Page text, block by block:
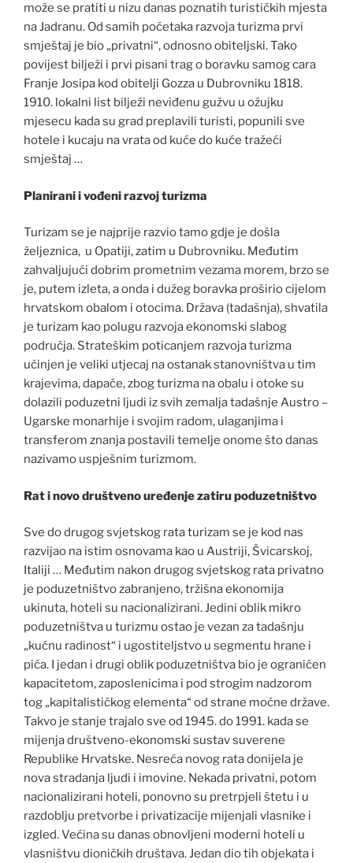
može se pratiti u nizu danas poznatih turističkih mjesta
na Jadranu. Od samih početaka razvoja turizma prvi
smještaj je bio „privatni“, odnosno obiteljski. Tako
povijest bilježi i prvi pisani trag o boravku samog cara
Franje Josipa kod obitelji Gozza u Dubrovniku 1818.
1910. lokalni list bilježi neviđenu gužvu u ožujku
mjesecu kada su grad preplavili turisti, popunili sve
hotele i kucaju na vrata od kuće do kuće tražeći
smještaj …
Planirani i vođeni razvoj turizma
Turizam se je najprije razvio tamo gdje je došla
željeznica, u Opatiji, zatim u Dubrovniku. Međutim
zahvaljujući dobrim prometnim vezama morem, brzo se
je, putem izleta, a onda i dužeg boravka proširio cijelom
hrvatskom obalom i otocima. Država (tadašnja), shvatila
je turizam kao polugu razvoja ekonomski slabog
područja. Strateškim poticanjem razvoja turizma
učinjen je veliki utjecaj na ostanak stanovništva u tim
krajevima, dapače, zbog turizma na obalu i otoke su
dolazili poduzetni ljudi iz svih zemalja tadašnje Austro –
Ugarske monarhije i svojim radom, ulaganjima i
transferom znanja postavili temelje onome što danas
nazivamo uspješnim turizmom.
Rat i novo društveno uređenje zatiru poduzetništvo
Sve do drugog svjetskog rata turizam se je kod nas
razvijao na istim osnovama kao u Austriji, Švicarskoj,
Italiji … Međutim nakon drugog svjetskog rata privatno
je poduzetništvo zabranjeno, tržišna ekonomija
ukinuta, hoteli su nacionalizirani. Jedini oblik mikro
poduzetništva u turizmu ostao je vezan za tadašnju
„kućnu radinost“ i ugostiteljstvo u segmentu hrane i
pića. I jedan i drugi oblik poduzetništva bio je ograničen
kapacitetom, zaposlenicima i pod strogim nadzorom
tog „kapitalističkog elementa“ od strane moćne države.
Takvo je stanje trajalo sve od 1945. do 1991. kada se
mijenja društveno-ekonomski sustav suverene
Republike Hrvatske. Nesreća novog rata donijela je
nova stradanja ljudi i imovine. Nekada privatni, potom
nacionalizirani hoteli, ponovno su pretrpjeli štetu i u
razdoblju pretvorbe i privatizacije mijenjali vlasnike i
izgled. Većina su danas obnovljeni moderni hoteli u
vlasništvu dioničkih društava. Jedan dio tih objekata i